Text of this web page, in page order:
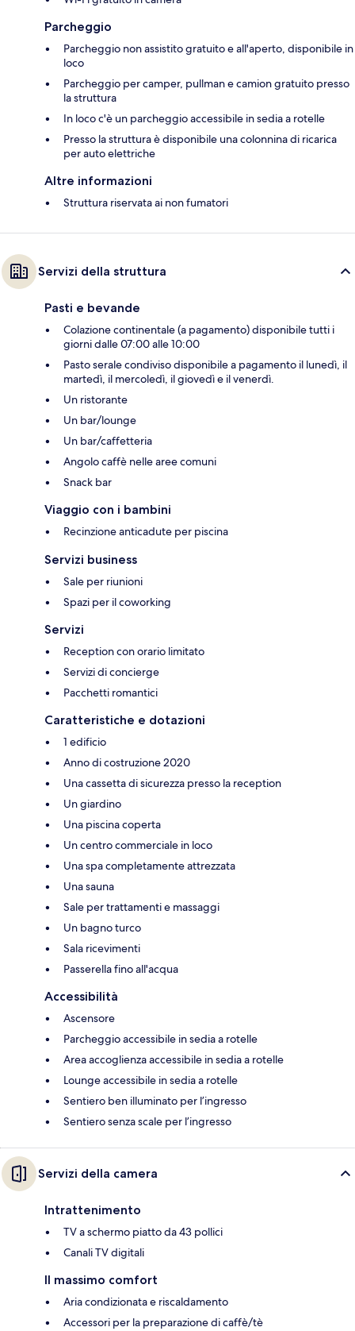
Parcheggio
Parcheggio non assistito gratuito e all'aperto, disponibile in
loco
Parcheggio per camper, pullman e camion gratuito presso
la struttura
In loco c'è un parcheggio accessibile in sedia a rotelle
Presso la struttura è disponibile una colonnina di ricarica
per auto elettriche
Altre informazioni
Struttura riservata ai non fumatori
Servizi della struttura
Pasti e bevande
Colazione continentale (a pagamento) disponibile tutti i
giorni dalle 07:00 alle 10:00
Pasto serale condiviso disponibile a pagamento il lunedì, il
martedì, il mercoledì, il giovedì e il venerdì.
Un ristorante
Un bar/lounge
Un bar/caffetteria
Angolo caffè nelle aree comuni
Snack bar
Viaggio con i bambini
Recinzione anticadute per piscina
Servizi business
Sale per riunioni
Spazi per il coworking
Servizi
Reception con orario limitato
Servizi di concierge
Pacchetti romantici
Caratteristiche e dotazioni
1 edificio
Anno di costruzione 2020
Una cassetta di sicurezza presso la reception
Un giardino
Una piscina coperta
Un centro commerciale in loco
Una spa completamente attrezzata
Una sauna
Sale per trattamenti e massaggi
Un bagno turco
Sala ricevimenti
Passerella fino all'acqua
Accessibilità
Ascensore
Parcheggio accessibile in sedia a rotelle
Area accoglienza accessibile in sedia a rotelle
Lounge accessibile in sedia a rotelle
Sentiero ben illuminato per l’ingresso
Sentiero senza scale per l’ingresso
Servizi della camera
Intrattenimento
TV a schermo piatto da 43 pollici
Canali TV digitali
Il massimo comfort
Aria condizionata e riscaldamento
Accessori per la preparazione di caffè/tè